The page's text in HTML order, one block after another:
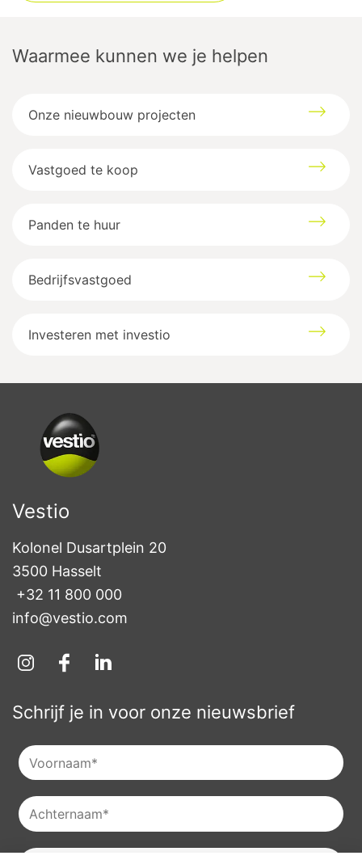
Waarmee kunnen we je helpen
Onze nieuwbouw projecten
Vastgoed te koop
Panden te huur
Bedrijfsvastgoed
Investeren met investio
Vestio
Kolonel Dusartplein 20
3500 Hasselt
+32 11 800 000
info@vestio.com
Schrijf je in voor onze nieuwsbrief